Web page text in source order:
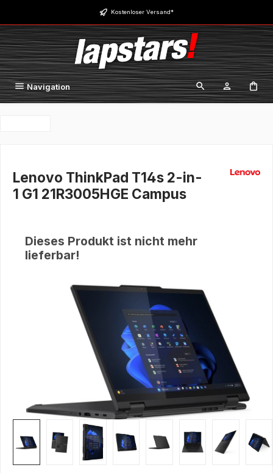
Zum Hauptinhalt springen Kostenloser Versand*
Navigation
Lenovo ThinkPad T14s 2-in-
1 G1 21R3005HGE Campus
Dieses Produkt ist nicht mehr
lieferbar!
Bildergalerie überspringen